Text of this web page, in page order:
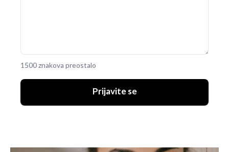
1500 znakova preostalo
Prijavite se